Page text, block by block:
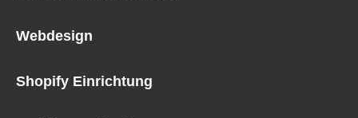
Webdesign
Shopify Einrichtung